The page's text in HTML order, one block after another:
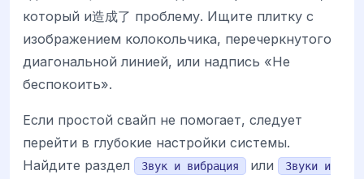
который и造成了 проблему. Ищите плитку с
изображением колокольчика, перечеркнутого
диагональной линией, или надпись «Не
беспокоить».
Если простой свайп не помогает, следует
перейти в глубокие настройки системы.
Найдите раздел
Звук и вибрация или
Звуки и